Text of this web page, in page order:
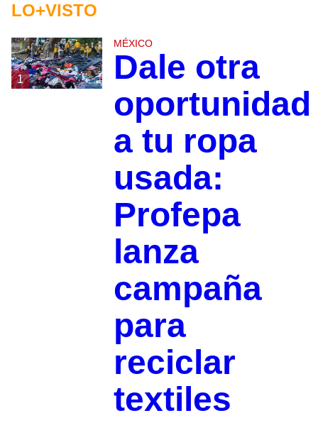
LO+VISTO
1
MÉXICO
Dale otra
oportunidad
a tu ropa
usada:
Profepa
lanza
campaña
para
reciclar
textiles